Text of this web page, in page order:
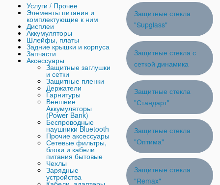
Услуги / Прочее
Элементы питания и
комплектующие к ним
Дисплеи
Аккумуляторы
Шлейфы, платы
Задние крышки и корпуса
Запчасти
Аксессуары
Защитные заглушки
и сетки
Защитные пленки
Держатели
Гарнитуры
Внешние
Аккумуляторы
(Power Bank)
Беспроводные
наушники Bluetooth
Прочие аксессуары
Сетевые фильтры,
блоки и кабели
питания бытовые
Чехлы
Зарядные
устройства
Защитные стекла
"Supglass"
Защитные стекла с
сеткой динамика
Защитные стекла
"Стандарт"
Защитные стекла
"Оптима"
Защитные стекла
"Remax"